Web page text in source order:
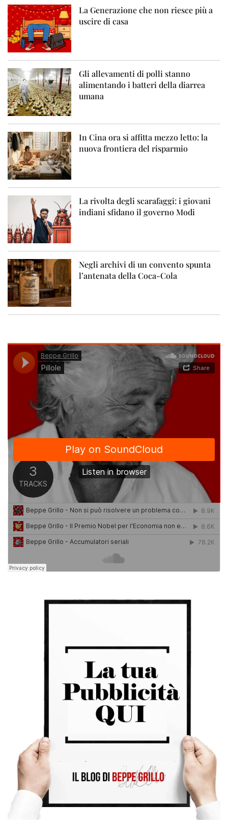
La Generazione che non riesce più a
uscire di casa
Gli allevamenti di polli stanno
alimentando i batteri della diarrea
umana
In Cina ora si affitta mezzo letto: la
nuova frontiera del risparmio
La rivolta degli scarafaggi: i giovani
indiani sfidano il governo Modi
Negli archivi di un convento spunta
l’antenata della Coca-Cola